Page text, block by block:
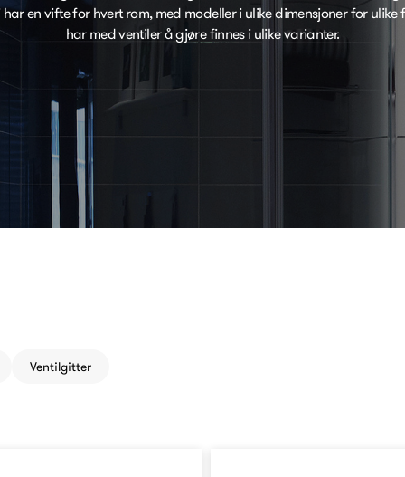
en vifte for hvert rom, med modeller i ulike dimensjoner for ulike
har med ventiler å gjøre finnes i ulike varianter.
Ventilgitter